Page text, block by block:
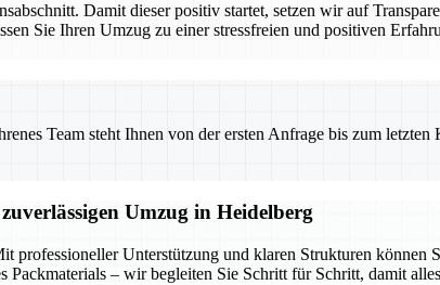
Damit dieser positiv startet, setzen wir auf
Sie Ihren Umzug zu einer stressfreien und positiven
Team steht Ihnen von der ersten Anfrage bis zum
Umzug in Heidelberg
Unterstützung und klaren Strukturen können
– wir begleiten Sie Schritt für Schritt, damit